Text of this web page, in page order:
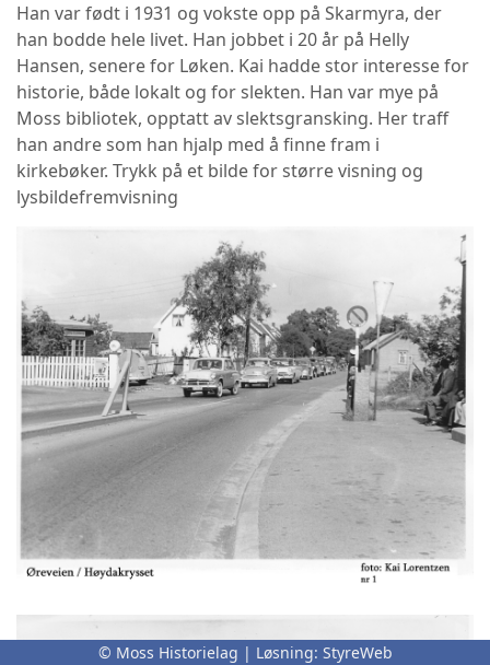
Han var født i 1931 og vokste opp på Skarmyra, der
han bodde hele livet. Han jobbet i 20 år på Helly
Hansen, senere for Løken. Kai hadde stor interesse for
historie, både lokalt og for slekten. Han var mye på
Moss bibliotek, opptatt av slektsgransking. Her traff
han andre som han hjalp med å finne fram i
kirkebøker. Trykk på et bilde for større visning og
lysbildefremvisning
© Moss Historielag | Løsning: StyreWeb